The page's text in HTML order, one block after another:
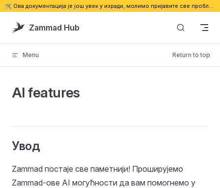
🛠️ Ова документација је још увек у изради, молимо пријавите све проблеме. 🔗
Skip to content
Zammad Hub
Menu Return to top
AI features
Увод
Zammad постаје све паметнији! Проширујемо
Zammad-ове AI могућности да вам помогнемо у